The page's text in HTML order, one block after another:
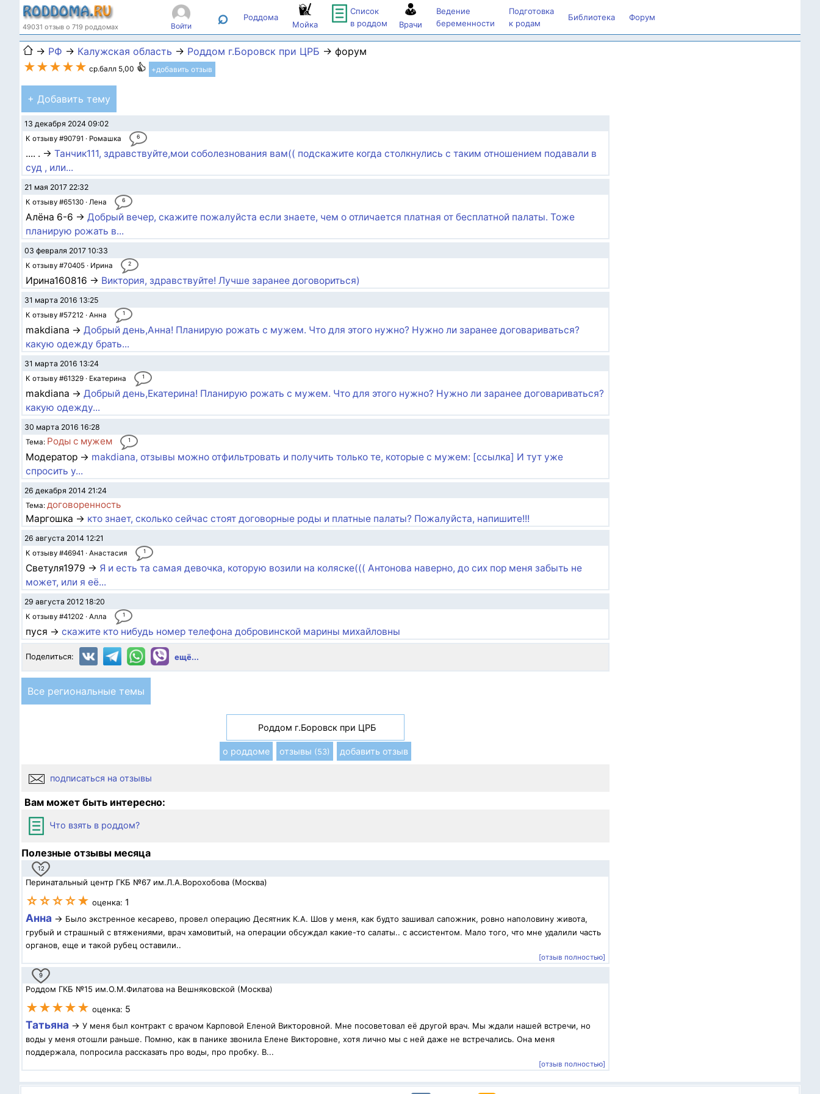
49031 отзыв о 719 роддомах Войти ⌕ Роддома
Мойка
Список
в роддом
Врачи
Ведение
беременности
Подготовка
к родам
Библиотека Форум
→ РФ → Калужская область → Роддом г.Боровск при ЦРБ → форум
★★★★★ ср.балл 5,00 +добавить отзыв
+ Добавить тему
13 декабря 2024 09:02
К отзыву #90791 · Ромашка 6
.... . → Танчик111, здравствуйте,мои соболезнования вам(( подскажите когда столкнулись с таким отношением подавали в
суд , или...
21 мая 2017 22:32
К отзыву #65130 · Лена 6
Алёна 6-6 → Добрый вечер, скажите пожалуйста если знаете, чем о отличается платная от бесплатной палаты. Тоже
планирую рожать в...
03 февраля 2017 10:33
К отзыву #70405 · Ирина 2
Ирина160816 → Виктория, здравствуйте! Лучше заранее договориться)
31 марта 2016 13:25
К отзыву #57212 · Анна 1
makdiana → Добрый день,Анна! Планирую рожать с мужем. Что для этого нужно? Нужно ли заранее договариваться?
какую одежду брать...
31 марта 2016 13:24
К отзыву #61329 · Екатерина 1
makdiana → Добрый день,Екатерина! Планирую рожать с мужем. Что для этого нужно? Нужно ли заранее договариваться?
какую одежду...
30 марта 2016 16:28
Тема: Роды с мужем 1
Модератор → makdiana, отзывы можно отфильтровать и получить только те, которые с мужем: [ссылка] И тут уже
спросить у...
26 декабря 2014 21:24
Тема: договоренность
Маргошка → кто знает, сколько сейчас стоят договорные роды и платные палаты? Пожалуйста, напишите!!!
26 августа 2014 12:21
К отзыву #46941 · Анастасия 1
Светуля1979 → Я и есть та самая девочка, которую возили на коляске((( Антонова наверно, до сих пор меня забыть не
может, или я её...
29 августа 2012 18:20
К отзыву #41202 · Алла 1
пуся → скажите кто нибудь номер телефона добровинской марины михайловны
Поделиться: ещё...
Все региональные темы
Роддом г.Боровск при ЦРБ
о роддоме отзывы (53) добавить отзыв
подписаться на отзывы
Вам может быть интересно:
Что взять в роддом?
Полезные отзывы месяца
12
Перинатальный центр ГКБ №67 им.Л.А.Ворохобова (Москва)
☆☆☆☆★ оценка: 1
Анна → Было экстренное кесарево, провел операцию Десятник К.А. Шов у меня, как будто зашивал сапожник, ровно наполовину живота,
грубый и страшный с втяжениями, врач хамовитый, на операции обсуждал какие-то салаты.. с ассистентом. Мало того, что мне удалили часть
органов, еще и такой рубец оставили..
[отзыв полностью]
9
Роддом ГКБ №15 им.О.М.Филатова на Вешняковской (Москва)
★★★★★ оценка: 5
Татьяна → У меня был контракт с врачом Карповой Еленой Викторовной. Мне посоветовал её другой врач. Мы ждали нашей встречи, но
воды у меня отошли раньше. Помню, как в панике звонила Елене Викторовне, хотя лично мы с ней даже не встречались. Она меня
поддержала, попросила рассказать про воды, про пробку. В...
[отзыв полностью]